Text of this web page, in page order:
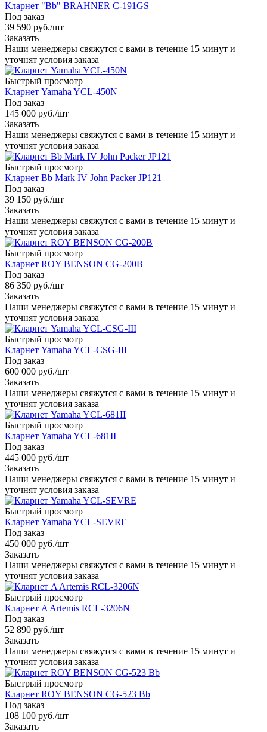
Кларнет "Bb" BRAHNER C-191GS
Под заказ
39 590 руб./шт
Заказать
Наши менеджеры свяжутся с вами в течение 15 минут и
уточнят условия заказа
Быстрый просмотр
Кларнет Yamaha YCL-450N
Под заказ
145 000 руб./шт
Заказать
Наши менеджеры свяжутся с вами в течение 15 минут и
уточнят условия заказа
Быстрый просмотр
Кларнет Bb Mark IV John Packer JP121
Под заказ
39 150 руб./шт
Заказать
Наши менеджеры свяжутся с вами в течение 15 минут и
уточнят условия заказа
Быстрый просмотр
Кларнет ROY BENSON CG-200B
Под заказ
86 350 руб./шт
Заказать
Наши менеджеры свяжутся с вами в течение 15 минут и
уточнят условия заказа
Быстрый просмотр
Кларнет Yamaha YCL-CSG-III
Под заказ
600 000 руб./шт
Заказать
Наши менеджеры свяжутся с вами в течение 15 минут и
уточнят условия заказа
Быстрый просмотр
Кларнет Yamaha YCL-681II
Под заказ
445 000 руб./шт
Заказать
Наши менеджеры свяжутся с вами в течение 15 минут и
уточнят условия заказа
Быстрый просмотр
Кларнет Yamaha YCL-SEVRE
Под заказ
450 000 руб./шт
Заказать
Наши менеджеры свяжутся с вами в течение 15 минут и
уточнят условия заказа
Быстрый просмотр
Кларнет A Artemis RCL-3206N
Под заказ
52 890 руб./шт
Заказать
Наши менеджеры свяжутся с вами в течение 15 минут и
уточнят условия заказа
Быстрый просмотр
Кларнет ROY BENSON CG-523 Bb
Под заказ
108 100 руб./шт
Заказать